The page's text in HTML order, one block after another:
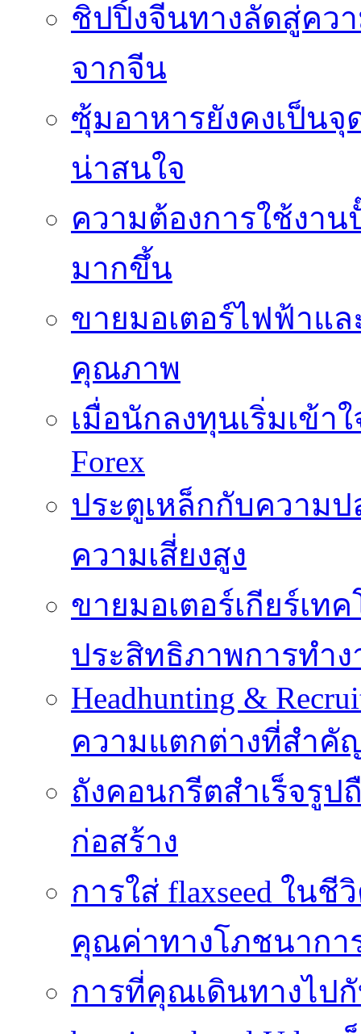
ชิปปิ้งจีนทางลัดสู่คว
จากจีน
ซุ้มอาหารยังคงเป็น
น่าสนใจ
ความต้องการใช้งา
มากขึ้น
ขายมอเตอร์ไฟฟ้าแ
คุณภาพ
เมื่อนักลงทุนเริ่มเข้า
Forex
ประตูเหล็กกับความ
ความเสี่ยงสูง
ขายมอเตอร์เกียร์เท
ประสิทธิภาพการทำ
Headhunting &
ความแตกต่างที่สำคั
ถังคอนกรีตสำเร็จรู
ก่อสร้าง
การใส่ flaxseed ใน
คุณค่าทางโภชนากา
การที่คุณเดินทางไปกั